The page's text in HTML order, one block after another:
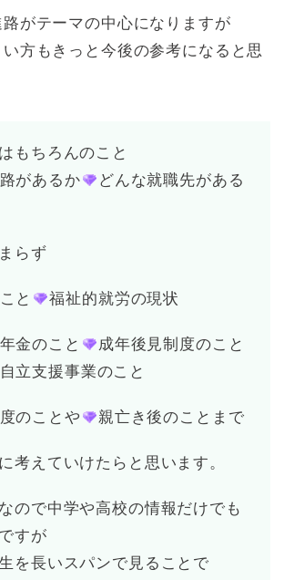
がテーマの中心になりますが
方もきっと今後の参考になると思
もちろんのこと
があるか
どんな就職先がある
らず
と 福祉的就労の現状
金のこと
成年後見制度のこと
立支援事業のこと
のことや 親亡き後のことまで
考えていけたらと思います。
ので中学や高校の情報だけでも
すが
を長いスパンで見ることで